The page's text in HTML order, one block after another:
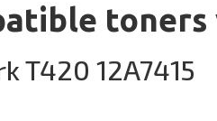
toners
T420 12A7415